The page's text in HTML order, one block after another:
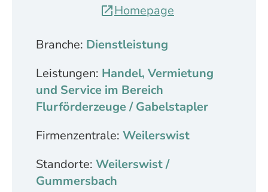
Homepage
Branche: Dienstleistung
Leistungen: Handel, Vermietung
und Service im Bereich
Flurförderzeuge / Gabelstapler
Firmenzentrale: Weilerswist
Standorte: Weilerswist /
Gummersbach